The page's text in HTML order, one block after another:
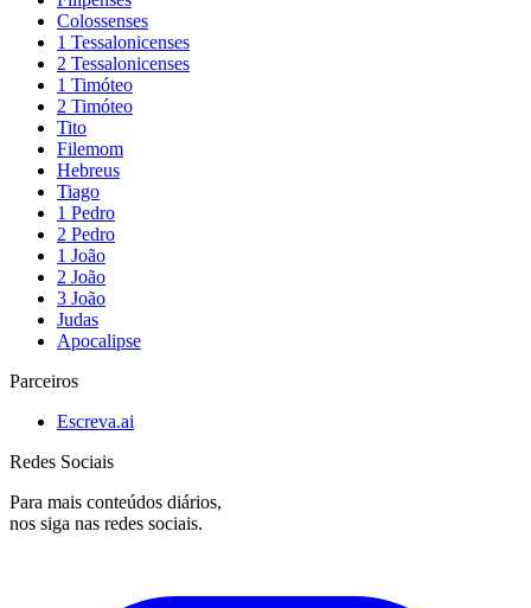
Colossenses
1 Tessalonicenses
2 Tessalonicenses
1 Timóteo
2 Timóteo
Tito
Filemom
Hebreus
Tiago
1 Pedro
2 Pedro
1 João
2 João
3 João
Judas
Apocalipse
Parceiros
Escreva.ai
Redes Sociais
Para mais conteúdos diários,
nos siga nas redes sociais.